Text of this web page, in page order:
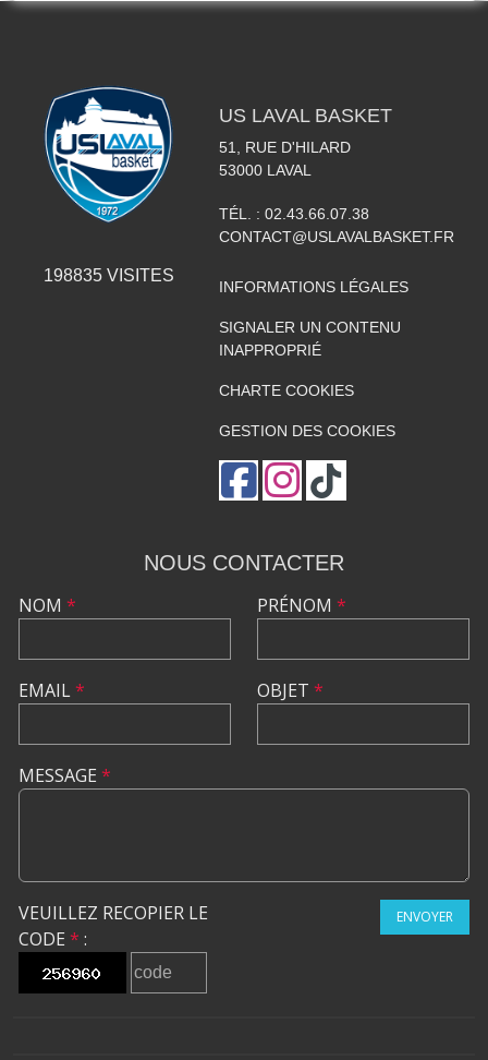
198835 VISITES
US LAVAL BASKET
51, RUE D'HILARD
53000 LAVAL
TÉL. : 02.43.66.07.38
CONTACT@USLAVALBASKET.FR
INFORMATIONS LÉGALES
SIGNALER UN CONTENU
INAPPROPRIÉ
CHARTE COOKIES
GESTION DES COOKIES
NOUS CONTACTER
NOM *
EMAIL*
PRÉNOM *
OBJET *
MESSAGE *
VEUILLEZ RECOPIER LE
CODE * :
ENVOYER